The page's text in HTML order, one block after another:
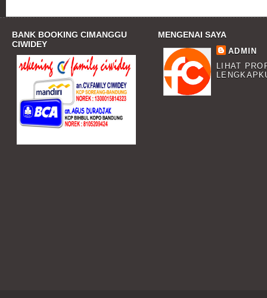
BANK BOOKING CIMANGGU
CIWIDEY
MENGENAI SAYA
ADMIN
LIHAT